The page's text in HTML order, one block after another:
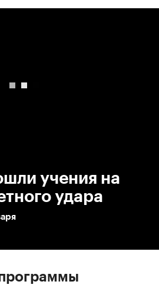
учения на
удара